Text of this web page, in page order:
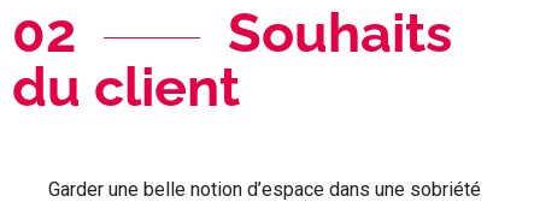
02
Souhaits
du client
Garder une belle notion d’espace dans une sobriété